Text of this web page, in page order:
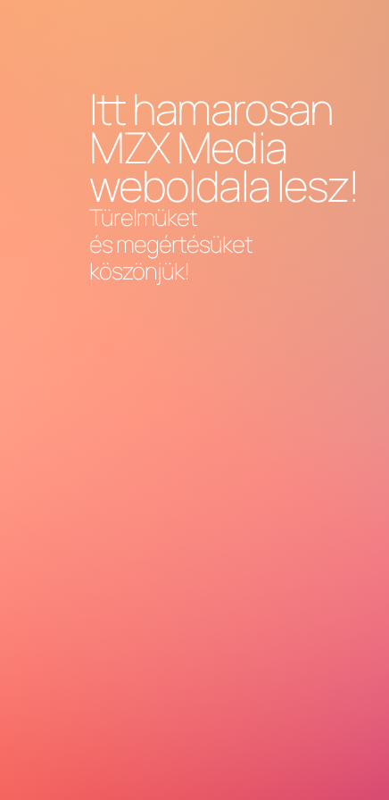
Itt hamarosan
MZX Media
weboldala lesz!
Türelmüket
és megértésüket
köszönjük!